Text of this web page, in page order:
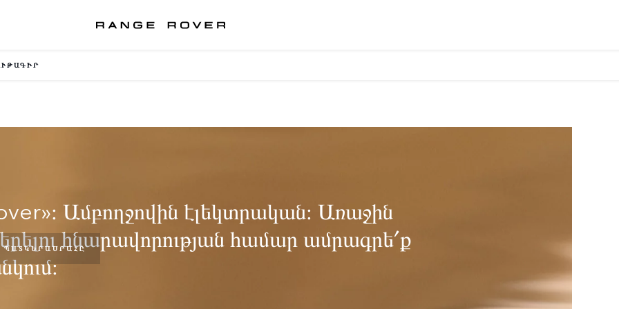
ՊԱՏԿԵՐԱՍՐԱՀԸ
Ամբողջովին էլեկտրական։ Առաջին
հնարավորության համար ամրագրե՛ք